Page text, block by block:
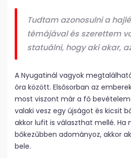
Tudtam azonosulni a
témájával és szerettem
statuálni, hogy aki akar,
A Nyugatinál vagyok
óra között. Elsősorban az
most viszont már a fő bevételem
valaki vesz egy újságot és kicsit
akkor lufit is választhat mellé. Ha
bőkezűbben adományoz, akkor
bele.